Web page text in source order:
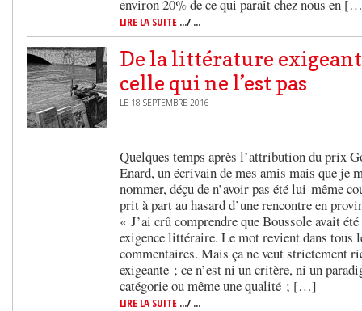
environ 20% de ce qui paraît chez nous en
LIRE LA SUITE .../ ...
De la littérature
celle qui ne l’est pas
LE 18 SEPTEMBRE 2016
Quelques temps après l’attribution du prix
Enard, un écrivain de mes amis mais que je
nommer, déçu de n’avoir pas été lui-même
prit à part au hasard d’une rencontre en
« J’ai crû comprendre que Boussole avait
exigence littéraire. Le mot revient dans tous
commentaires. Mais ça ne veut strictement
exigeante ; ce n’est ni un critère, ni un
catégorie ou même une qualité ; […]
LIRE LA SUITE .../ ...